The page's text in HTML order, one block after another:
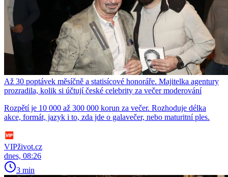
Až 30 poptávek měsíčně a statisícové honoráře. Majitelka agentury
prozradila, kolik si účtují české celebrity za večer moderování
Rozpětí je 10 000 až 300 000 korun za večer. Rozhoduje délka
akce, formát, jazyk i to, zda jde o galavečer, nebo maturitní ples.
VIPživot.cz
dnes, 08:26
3 min